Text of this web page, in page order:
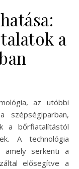
a
a bőrfiatalítástól
A technológia
amely serkenti a
elősegítve a